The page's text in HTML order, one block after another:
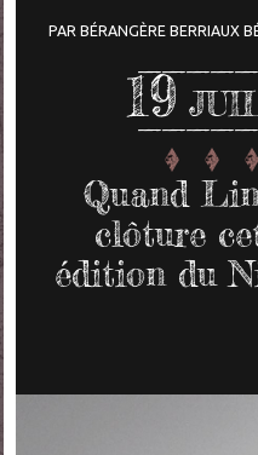
PAR BÉRANGÈRE BERRIAUX
19
Quand
clôture
édition du